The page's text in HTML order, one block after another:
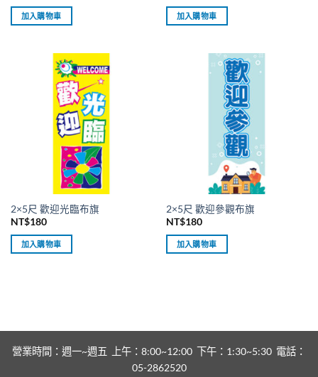
加入購物車 加入購物車
2×5尺 歡迎光臨布旗
NT$180
加入購物車
2×5尺 歡迎參觀布旗
NT$180
加入購物車
營業時間：週一~週五 上午：8:00~12:00 下午：1:30~5:30 電話：
05-2862520